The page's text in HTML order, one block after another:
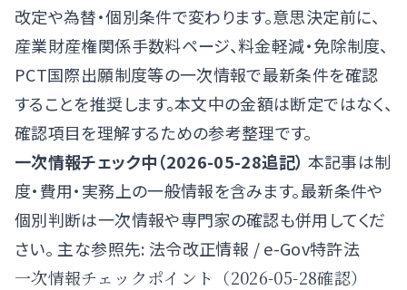
改定や為替・個別条件で変わります。意思決定前に、
産業財産権関係手数料ページ、料金軽減・免除制度、
PCT国際出願制度等の一次情報で最新条件を確認
することを推奨します。本文中の金額は断定ではなく、
確認項目を理解するための参考整理です。
一次情報チェック中（2026-05-28追記） 本記事は制
度・費用・実務上の一般情報を含みます。最新条件や
個別判断は一次情報や専門家の確認も併用してくだ
さい。 主な参照先: 法令改正情報 /e-Gov特許法
一次情報チェックポイント（2026-05-28確認）